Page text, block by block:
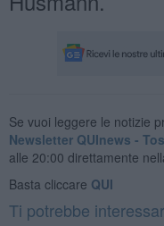
Se vuoi leggere le notizie
Newsletter QUInews -
alle 20:00 direttamente
Basta cliccare QUI
Ti potrebbe